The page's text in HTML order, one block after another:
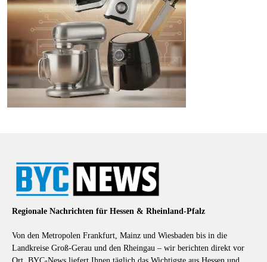
Regionale Nachrichten für Hessen & Rheinland-Pfalz
Von den Metropolen Frankfurt, Mainz und Wiesbaden bis in die
Landkreise Groß-Gerau und den Rheingau – wir berichten direkt vor